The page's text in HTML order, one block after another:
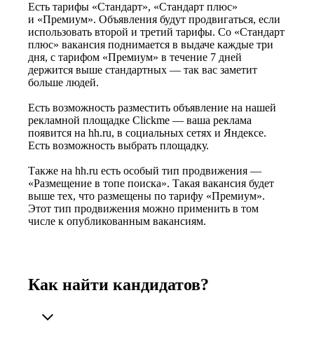
Есть тарифы «Стандарт», «Стандарт плюс»
и «Премиум». Объявления будут продвигаться, если
использовать второй и третий тарифы. Со «Стандарт
плюс» вакансия поднимается в выдаче каждые три
дня, с тарифом «Премиум» в течение 7 дней
держится выше стандартных — так вас заметит
больше людей.
Есть возможность разместить объявление на нашей
рекламной площадке Clickme — ваша реклама
появится на hh.ru, в социальных сетях и Яндексе.
Есть возможность выбрать площадку.
Также на hh.ru есть особый тип продвижения —
«Размещение в топе поиска». Такая вакансия будет
выше тех, что размещены по тарифу «Премиум».
Этот тип продвижения можно применить в том
числе к опубликованным вакансиям.
Как найти кандидатов?